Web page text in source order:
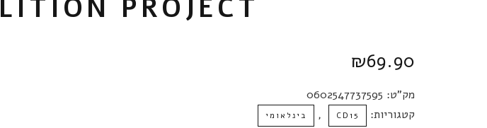
PROJECT
₪69.90
מק"ט: 0602547737595
קטגוריות:
CD15
, בינלאומי